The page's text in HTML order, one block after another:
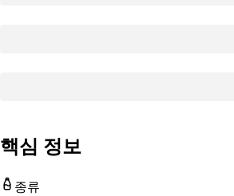
핵심 정보
종류